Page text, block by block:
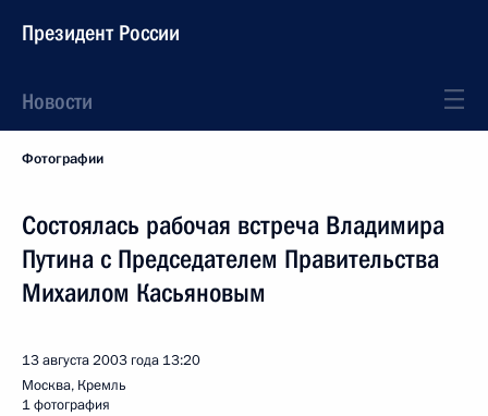
Президент России
Новости
Фотографии
Состоялась рабочая встреча Владимира
Путина с Председателем Правительства
Михаилом Касьяновым
13 августа 2003 года 13:20
Москва, Кремль
1 фотография